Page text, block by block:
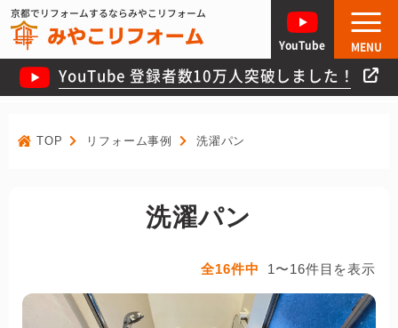
京都でリフォームするならみやこリフォーム
YouTube 登録者数10万人突破しました！
YouTube MENU
TOP リフォーム事例 洗濯パン
洗濯パン
全16件中 1〜16件目を表示